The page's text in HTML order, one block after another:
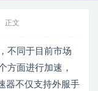
正文
不同于目前市场
方面进行加速，
器不仅支持外服手